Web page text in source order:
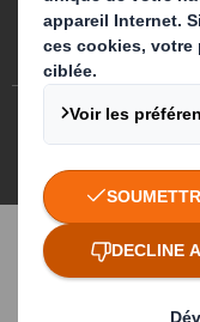
Préférences de
Politique des cookies